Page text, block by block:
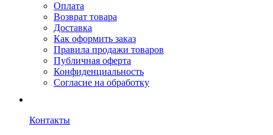
Оплата
Возврат товара
Доставка
Как оформить заказ
Правила продажи товаров
Публичная оферта
Конфиденциальность
Согласие на обработку
Контакты